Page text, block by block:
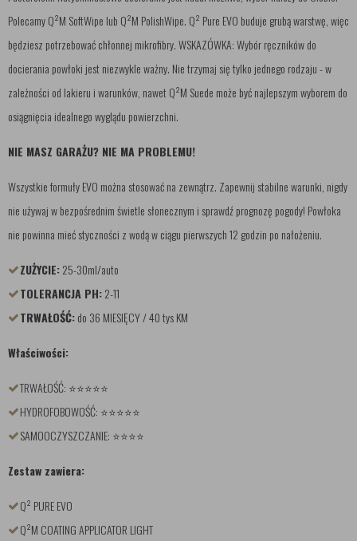
Polecamy Q²M SoftWipe lub Q²M PolishWipe. Q² Pure EVO buduje grubą warstwę, więc
będziesz potrzebować chłonnej mikrofibry. WSKAZÓWKA: Wybór ręczników do
docierania powłoki jest niezwykle ważny. Nie trzymaj się tylko jednego rodzaju - w
zależności od lakieru i warunków, nawet Q²M Suede może być najlepszym wyborem do
osiągnięcia idealnego wyglądu powierzchni.
NIE MASZ GARAŻU? NIE MA PROBLEMU!
Wszystkie formuły EVO można stosować na zewnątrz. Zapewnij stabilne warunki, nigdy
nie używaj w bezpośrednim świetle słonecznym i sprawdź prognozę pogody! Powłoka
nie powinna mieć styczności z wodą w ciągu pierwszych 12 godzin po nałożeniu.
ZUŻYCIE:25-30ml/auto
TOLERANCJA PH:2-11
TRWAŁOŚĆ:do 36 MIESIĘCY / 40 tys KM
Właściwości:
TRWAŁOŚĆ: ⭐⭐⭐⭐⭐
HYDROFOBOWOŚĆ: ⭐⭐⭐⭐⭐
SAMOOCZYSZCZANIE: ⭐⭐⭐⭐
Zestaw zawiera:
Q² PURE EVO
Q²M COATING APPLICATOR LIGHT